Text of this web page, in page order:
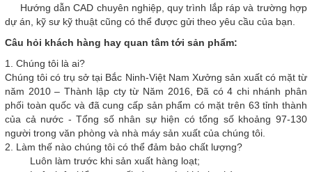
Hướng dẫn CAD chuyên nghiệp, quy trình lắp ráp và trường hợp
dự án, kỹ sư kỹ thuật cũng có thể được gửi theo yêu cầu của bạn.
Câu hỏi khách hàng hay quan tâm tới sản phẩm:
1. Chúng tôi là ai?
Chúng tôi có trụ sở tại Bắc Ninh-Việt Nam Xưởng sản xuất có mặt từ
năm 2010 – Thành lập cty từ Năm 2016, Đã có 4 chi nhánh phân
phối toàn quốc và đã cung cấp sản phẩm có mặt trên 63 tỉnh thành
của cả nước - Tổng số nhân sự hiện có tổng số khoảng 97-130
người trong văn phòng và nhà máy sản xuất của chúng tôi.
2. Làm thế nào chúng tôi có thể đảm bảo chất lượng?
Luôn làm trước khi sản xuất hàng loạt;